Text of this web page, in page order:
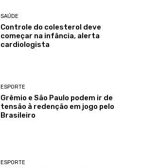
SAÚDE
Controle do colesterol deve
começar na infância, alerta
cardiologista
ESPORTE
Grêmio e São Paulo podem ir de
tensão à redenção em jogo pelo
Brasileiro
ESPORTE